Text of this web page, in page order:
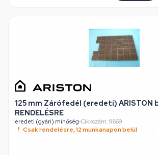
125 mm Zárófedél (eredeti) ARISTON
RENDELÉSRE
eredeti (gyári) minőség•Cikkszám: 9869
Csak rendelésre, 12 munkanapon belül